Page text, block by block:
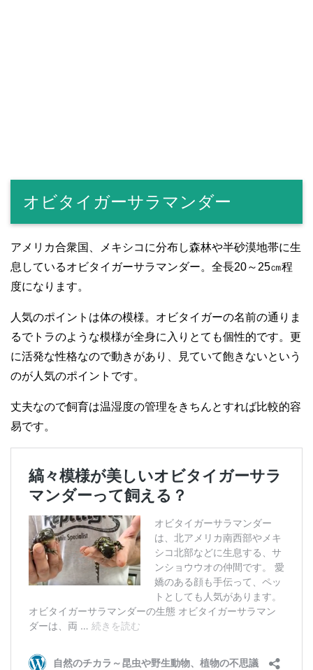
オビタイガーサラマンダー
アメリカ合衆国、メキシコに分布し森林や半砂漠地帯に生
息しているオビタイガーサラマンダー。全長20～25㎝程
度になります。
人気のポイントは体の模様。オビタイガーの名前の通りま
るでトラのような模様が全身に入りとても個性的です。更
に活発な性格なので動きがあり、見ていて飽きないという
のが人気のポイントです。
丈夫なので飼育は温湿度の管理をきちんとすれば比較的容
易です。